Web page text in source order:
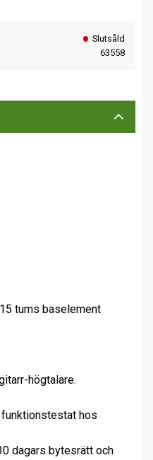
Slutsåld
63558
tums baselement
högtalare.
hos
dagars bytesrätt och